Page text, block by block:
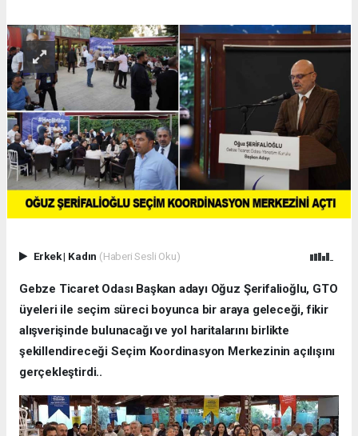
Erkek| Kadın (Haberi Sesli Oku)
Gebze Ticaret Odası Başkan adayı Oğuz Şerifalioğlu, GTO
üyeleri ile seçim süreci boyunca bir araya geleceği, fikir
alışverişinde bulunacağı ve yol haritalarını birlikte
şekillendireceği Seçim Koordinasyon Merkezinin açılışını
gerçekleştirdi..